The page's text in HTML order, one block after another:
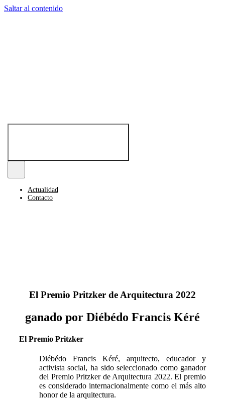
Saltar al contenido
Actualidad
Contacto
El Premio Pritzker de Arquitectura 2022
ganado por Diébédo Francis Kéré
El Premio Pritzker
Diébédo Francis Kéré, arquitecto, educador y
activista social, ha sido seleccionado como ganador
del Premio Pritzker de Arquitectura 2022. El premio
es considerado internacionalmente como el más alto
honor de la arquitectura.